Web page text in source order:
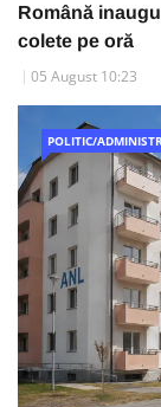
Română
colete pe oră
05 August 10:23
POLITIC/